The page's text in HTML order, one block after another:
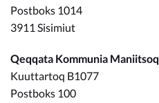
Postboks 1014
3911 Sisimiut
Qeqqata Kommunia Maniitsoq
Kuuttartoq B1077
Postboks 100